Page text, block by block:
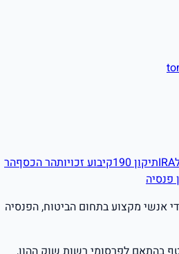
IRAתיקון 190 קיבוע זכויותהר הכסףהר
פנסיה
אנשי מקצוע בתחום הביטוח, הפנסיה